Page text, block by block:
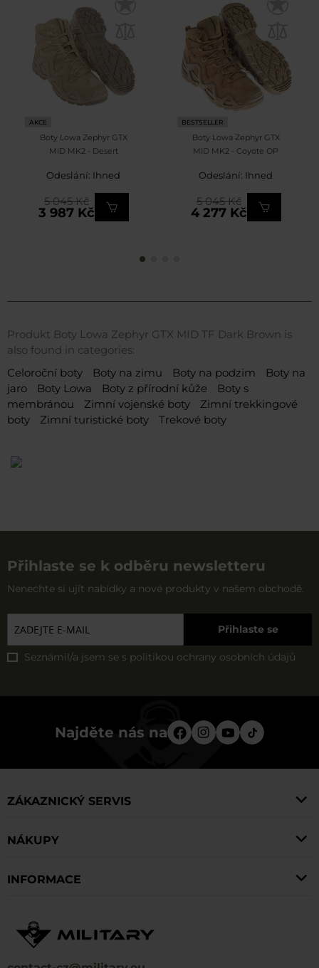
AKCE
Boty Lowa Zephyr GTX
MID MK2 - Desert
Odeslání: Ihned
3 987 Kč
5 045 Kč
BESTSELLER
Boty Lowa Zephyr GTX
MID MK2 - Coyote OP
Odeslání: Ihned
4 277 Kč
5 045 Kč
Produkt Boty Lowa Zephyr GTX MID TF Dark Brown is
also found in categories:
Celoroční boty
Boty na zimu Boty na podzim
Boty na
jaro
Boty Lowa Boty z přírodní kůže
Boty s
membránou
Zimní vojenské boty
Zimní trekkingové
boty
Zimní turistické boty Trekové boty
Přihlaste se k odběru newsletteru
Nenechte si ujít nabídky a nové produkty v našem obchodě.
Přihlaste se
Seznámil/a jsem se s politikou ochrany osobních údajů
Najděte nás na
ZÁKAZNICKÝ SERVIS
NÁKUPY
INFORMACE